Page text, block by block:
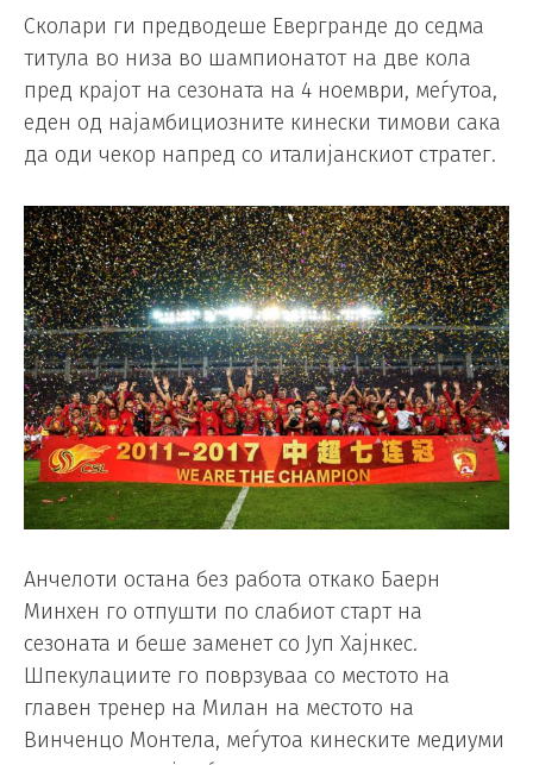
Сколари ги предводеше Евергранде до седма
титула во низа во шампионатот на две кола
пред крајот на сезоната на 4 ноември, меѓутоа,
еден од најамбициозните кинески тимови сака
да оди чекор напред со италијанскиот стратег.
Анчелоти остана без работа откако Баерн
Минхен го отпушти по слабиот старт на
сезоната и беше заменет со Јуп Хајнкес.
Шпекулациите го поврзуваа со местото на
главен тренер на Милан на местото на
Винченцо Монтела, меѓутоа кинеските медиуми